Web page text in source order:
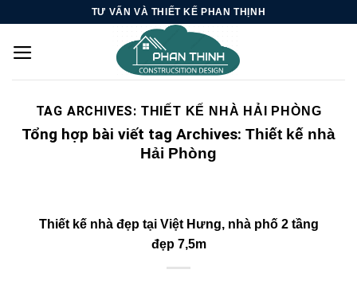
content
TƯ VẤN VÀ THIẾT KẾ PHAN THỊNH
TAG ARCHIVES: THIẾT KẾ NHÀ HẢI PHÒNG
Tổng hợp bài viết tag Archives: Thiết kế nhà
Hải Phòng
Thiết kế nhà đẹp tại Việt Hưng, nhà phố 2 tầng
đẹp 7,5m